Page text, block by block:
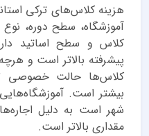
هزینه کلاس‌های ترکی
آموزشگاه، سطح دوره، نوع
کلاس و سطح اساتید
پیشرفته بالاتر است و
کلاس‌ها حالت خصوصی
بیشتر است.
شهر است به دلیل
مقداری بالاتر است.